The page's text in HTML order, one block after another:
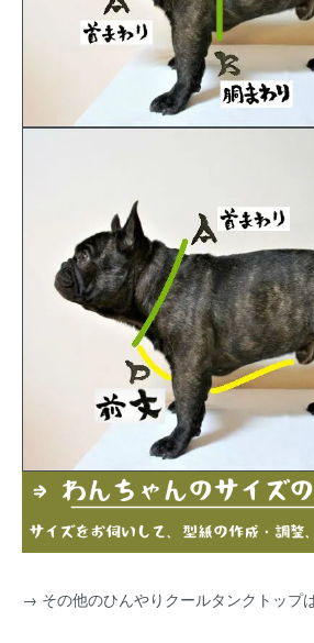
→ その他のひんやりクールタンクトップ